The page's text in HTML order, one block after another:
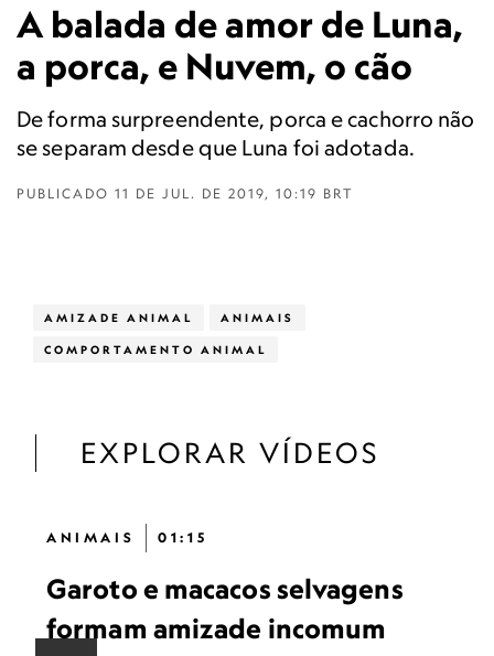
A balada de amor de Luna,
a porca, e Nuvem, o cão
De forma surpreendente, porca e cachorro não
se separam desde que Luna foi adotada.
PUBLICADO 11 DE JUL. DE 2019, 10:19 BRT
AMIZADE ANIMAL ANIMAIS
COMPORTAMENTO ANIMAL
EXPLORAR VÍDEOS
ANIMAIS 01:15
Garoto e macacos selvagens
formam amizade incomum